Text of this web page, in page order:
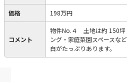
価格 198万円
コメント
物件No.４ 土地は約 150坪
ング・家庭菜園スペースな
白がたっぷりあります。